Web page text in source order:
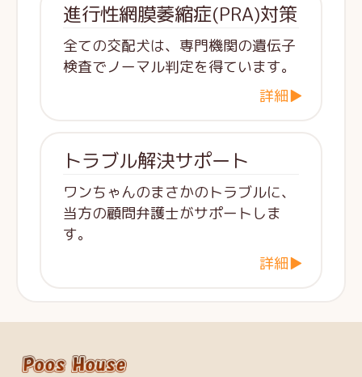
進行性網膜萎縮症(PRA)対策
全ての交配犬は、専門機関の遺伝子
検査でノーマル判定を得ています。
詳細▶
トラブル解決サポート
ワンちゃんのまさかのトラブルに、
当方の顧問弁護士がサポートしま
す。
詳細▶